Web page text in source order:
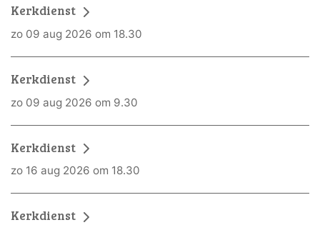
Kerkdienst
zo 09 aug 2026 om 18.30
Kerkdienst
zo 09 aug 2026 om 9.30
Kerkdienst
zo 16 aug 2026 om 18.30
Kerkdienst